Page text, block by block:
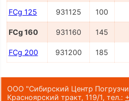
FCg 125 931125 100
FCg 160 931160 145
FCg 200 931200 185
ООО "Сибирский Центр
Красноярский тракт, 119/1,тел.: